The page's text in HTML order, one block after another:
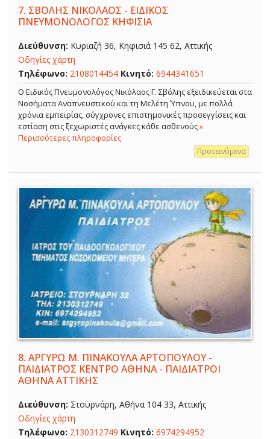
7. ΣΒΟΛΗΣ ΝΙΚΟΛΑΟΣ - ΕΙΔΙΚΟΣ
ΠΝΕΥΜΟΝΟΛΟΓΟΣ ΚΗΦΙΣΙΑ
Διεύθυνση: Κυριαζή 36, Κηφισιά 145 62, Αττικής
Οδηγίες χάρτη
Τηλέφωνο: 2108014454 Κινητό: 6944341651
O Ειδικός Πνευμονολόγος Νικόλαος Γ. Σβόλης εξειδικεύεται στα
Νοσήματα Αναπνευστικού και τη Μελέτη Ύπνου, με πολλά
χρόνια εμπειρίας, σύγχρονες επιστημονικές προσεγγίσεις και
εστίαση στις ξεχωριστές ανάγκες κάθε ασθενούς»
Περισσότερες πληροφορίες
Προτεινόμενα
8. ΑΡΓΥΡΩ Μ. ΠΙΝΑΚΟΥΛΑ ΑΡΤΟΠΟΥΛΟΥ -
ΠΑΙΔΙΑΤΡΟΣ ΚΕΝΤΡΟ ΑΘΗΝΑ - ΠΑΙΔΙΑΤΡΟΙ
ΑΘΗΝΑ ΑΤΤΙΚΗΣ
Διεύθυνση: Στουρνάρη, Αθήνα 104 33, Αττικής
Οδηγίες χάρτη
Τηλέφωνο: 2130312749 Κινητό: 6974294952